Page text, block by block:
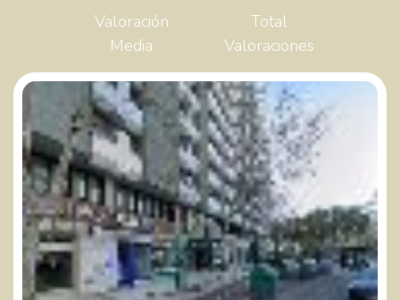
Valoración
Media
Total
Valoraciones